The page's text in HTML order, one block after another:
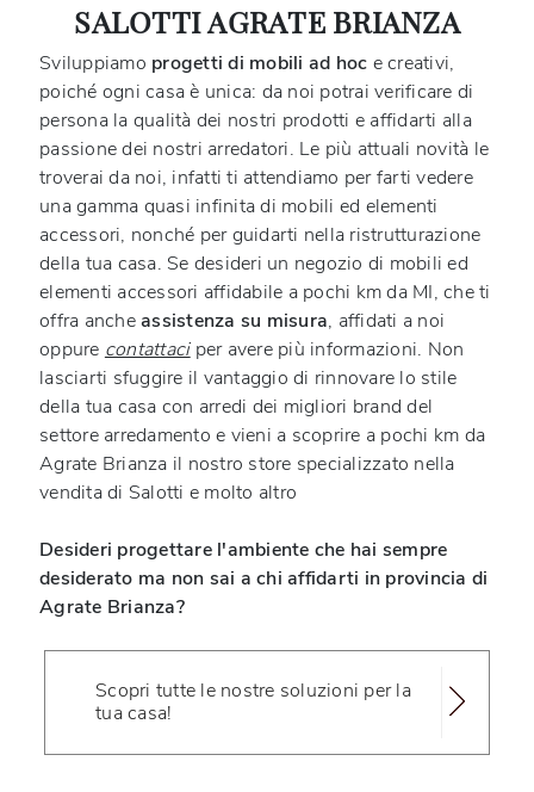
SALOTTI AGRATE BRIANZA
Sviluppiamo progetti di mobili ad hoc e creativi,
poiché ogni casa è unica: da noi potrai verificare di
persona la qualità dei nostri prodotti e affidarti alla
passione dei nostri arredatori. Le più attuali novità le
troverai da noi, infatti ti attendiamo per farti vedere
una gamma quasi infinita di mobili ed elementi
accessori, nonché per guidarti nella ristrutturazione
della tua casa. Se desideri un negozio di mobili ed
elementi accessori affidabile a pochi km da MI, che ti
offra ancheassistenza su misura, affidati a noi
oppure contattaciper avere più informazioni. Non
lasciarti sfuggire il vantaggio di rinnovare lo stile
della tua casa con arredi dei migliori brand del
settore arredamento e vieni a scoprire a pochi km da
Agrate Brianza il nostro store specializzato nella
vendita di Salotti e molto altro
Desideri progettare l'ambiente che hai sempre
desiderato ma non sai a chi affidarti in provincia di
Agrate Brianza?
Scopri tutte le nostre soluzioni per la
tua casa!